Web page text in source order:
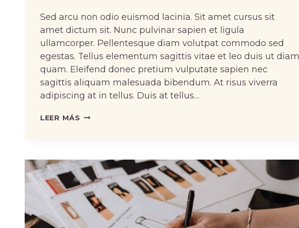
Sed arcu non odio euismod lacinia. Sit amet cursus sit
amet dictum sit. Nunc pulvinar sapien et ligula
ullamcorper. Pellentesque diam volutpat commodo sed
egestas. Tellus elementum sagittis vitae et leo duis ut diam
quam. Eleifend donec pretium vulputate sapien nec
sagittis aliquam malesuada bibendum. At risus viverra
adipiscing at in tellus. Duis at tellus…
LEER MÁSHOW
FOR
WOOL